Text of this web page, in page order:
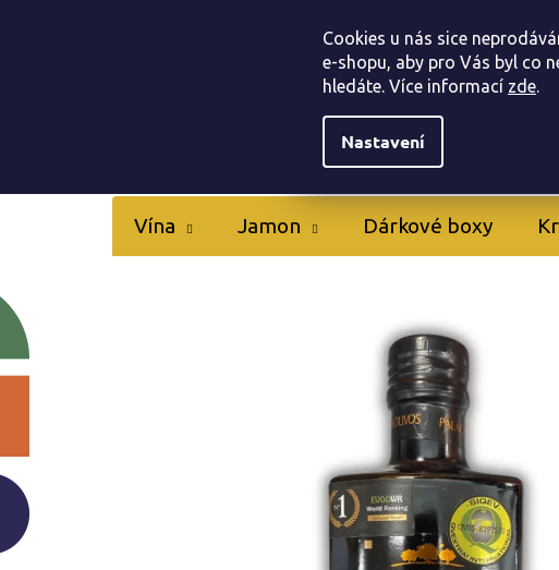
Cookies u nás sice
e-shopu, aby pro Vás byl co
hledáte. Více informací zde.
Nastavení
Vína Jamon Dárkové boxy